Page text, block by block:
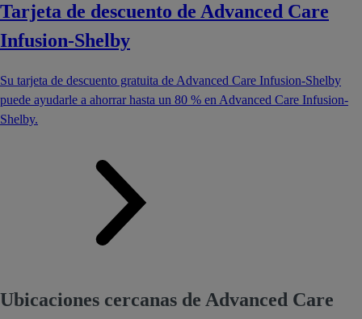
Tarjeta de descuento de Advanced Care
Infusion-Shelby
Su tarjeta de descuento gratuita de Advanced Care Infusion-Shelby
puede ayudarle a ahorrar hasta un 80 % en Advanced Care Infusion-
Shelby.
Ubicaciones cercanas de Advanced Care